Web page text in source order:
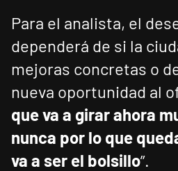
Para el analista, el
dependerá de si la
mejoras concretas o
nueva oportunidad al
que va a girar ahora
nunca por lo que
va a ser el bolsillo”.